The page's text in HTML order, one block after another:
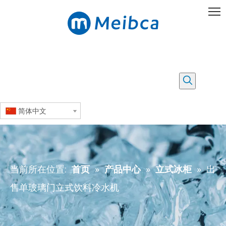
简体中文
当前所在位置: 首页 » 产品中心 » 立式冰柜 » 出
售单玻璃门立式饮料冷水机